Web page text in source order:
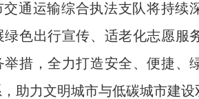
交通运输综合执法支队将持续
绿色出行宣传、适老化志愿服
举措，全力打造安全、便捷、
助力文明城市与低碳城市建设